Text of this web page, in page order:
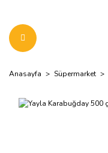
Anasayfa Süpermarket